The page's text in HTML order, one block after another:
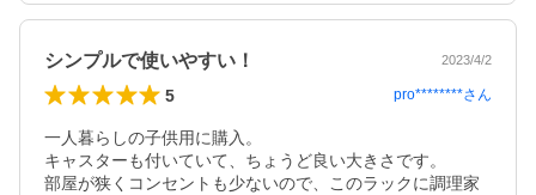
シンプルで使いやすい！ 2023/4/2
5 pro********さん
一人暮らしの子供用に購入。
キャスターも付いていて、ちょうど良い大きさです。
部屋が狭くコンセントも少ないので、このラックに調理家